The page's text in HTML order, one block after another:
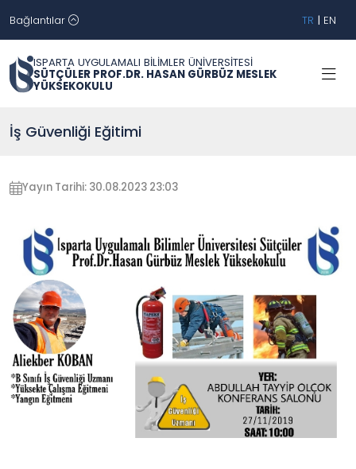
Bağlantılar TR | EN
ISPARTA UYGULAMALI BİLİMLER ÜNİVERSİTESİ
SÜTÇÜLER PROF.DR. HASAN GÜRBÜZ MESLEK
YÜKSEKOKULU
İş Güvenliği Eğitimi
Yayın Tarihi: 30.08.2023 23:03